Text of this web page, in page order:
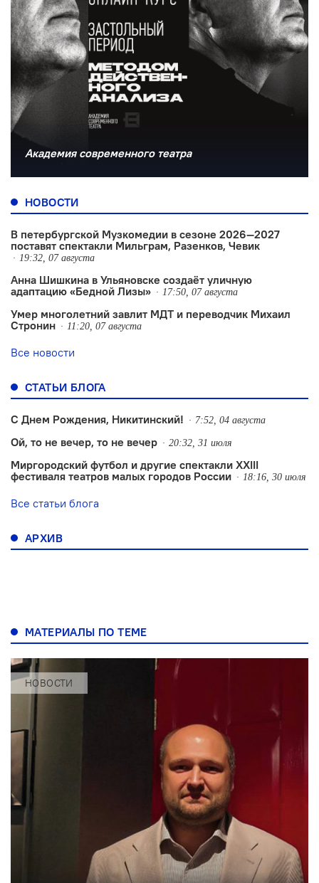
Академия современного театра
НОВОСТИ
В петербургской Музкомедии в сезоне 2026—2027
поставят спектакли Мильграм, Разенков, Чевик
19:32, 07 августа
Анна Шишкина в Ульяновске создаëт уличную
адаптацию «Бедной Лизы»
17:50, 07 августа
Умер многолетний завлит МДТ и переводчик Михаил
Стронин
11:20, 07 августа
Все новости
СТАТЬИ БЛОГА
С Днем Рождения, Никитинский! 7:52, 04 августа
Ой, то не вечер, то не вечер 20:32, 31 июля
Миргородский футбол и другие спектакли XXIII
фестиваля театров малых городов России
18:16, 30 июля
Все статьи блога
АРХИВ
МАТЕРИАЛЫ ПО ТЕМЕ
НОВОСТИ